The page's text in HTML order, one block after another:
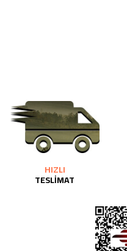
HIZLI
TESLİMAT